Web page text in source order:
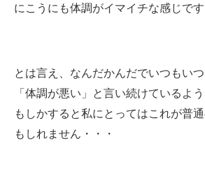
にこうにも体調がイマイチな感じです
とは言え、なんだかんだでいつもい
「体調が悪い」と言い続けているよ
もしかすると私にとってはこれが普
もしれません・・・